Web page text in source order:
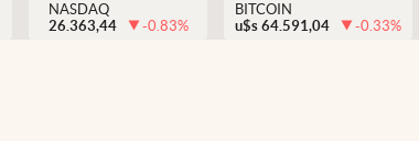
NASDAQ
26.363,44
-0.83%
BITCOIN
u$s 64.591,04 -0.33%